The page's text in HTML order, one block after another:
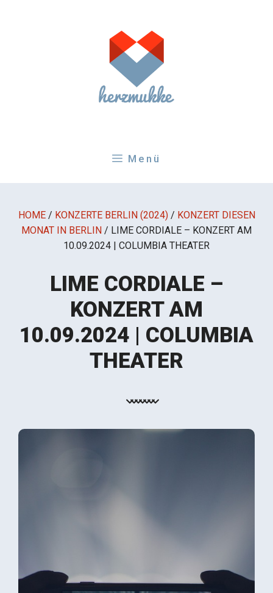
Menü
HOME / KONZERTE BERLIN (2024) / KONZERT DIESEN
MONAT IN BERLIN / LIME CORDIALE – KONZERT AM
10.09.2024 | COLUMBIA THEATER
LIME CORDIALE –
KONZERT AM
10.09.2024 | COLUMBIA
THEATER